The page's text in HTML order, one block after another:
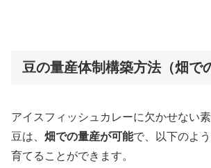
豆の量産体制構築方法（畑で
アイスフィッシュカレーに欠かせない
豆は、 畑での量産が可能で、以下のよ
育てることができます。